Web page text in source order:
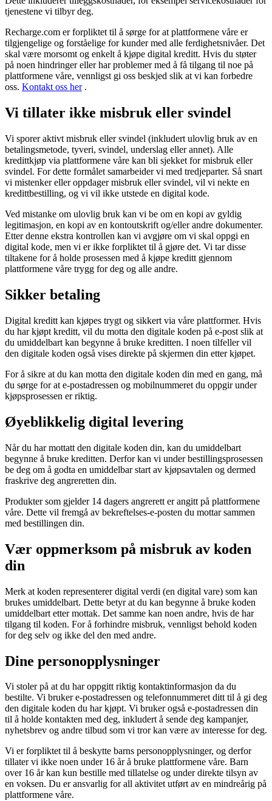
tjenestene vi tilbyr deg.
Recharge.com er forpliktet til å sørge for at plattformene våre er
tilgjengelige og forståelige for kunder med alle ferdighetsnivåer. Det
skal være morsomt og enkelt å kjøpe digital kreditt. Hvis du støter
på noen hindringer eller har problemer med å få tilgang til noe på
plattformene våre, vennligst gi oss beskjed slik at vi kan forbedre
oss. Kontakt oss her.
Vi tillater ikke misbruk eller svindel
Vi sporer aktivt misbruk eller svindel (inkludert ulovlig bruk av en
betalingsmetode, tyveri, svindel, underslag eller annet). Alle
kredittkjøp via plattformene våre kan bli sjekket for misbruk eller
svindel. For dette formålet samarbeider vi med tredjeparter. Så snart
vi mistenker eller oppdager misbruk eller svindel, vil vi nekte en
kredittbestilling, og vi vil ikke utstede en digital kode.
Ved mistanke om ulovlig bruk kan vi be om en kopi av gyldig
legitimasjon, en kopi av en kontoutskrift og/eller andre dokumenter.
Etter denne ekstra kontrollen kan vi avgjøre om vi skal oppgi en
digital kode, men vi er ikke forpliktet til å gjøre det. Vi tar disse
tiltakene for å holde prosessen med å kjøpe kreditt gjennom
plattformene våre trygg for deg og alle andre.
Sikker betaling
Digital kreditt kan kjøpes trygt og sikkert via våre plattformer. Hvis
du har kjøpt kreditt, vil du motta den digitale koden på e-post slik at
du umiddelbart kan begynne å bruke kreditten. I noen tilfeller vil
den digitale koden også vises direkte på skjermen din etter kjøpet.
For å sikre at du kan motta den digitale koden din med en gang, må
du sørge for at e-postadressen og mobilnummeret du oppgir under
kjøpsprosessen er riktig.
Øyeblikkelig digital levering
Når du har mottatt den digitale koden din, kan du umiddelbart
begynne å bruke kreditten. Derfor kan vi under bestillingsprosessen
be deg om å godta en umiddelbar start av kjøpsavtalen og dermed
fraskrive deg angreretten din.
Produkter som gjelder 14 dagers angrerett er angitt på plattformene
våre. Dette vil fremgå av bekreftelses-e-posten du mottar sammen
med bestillingen din.
Vær oppmerksom på misbruk av koden
din
Merk at koden representerer digital verdi (en digital vare) som kan
brukes umiddelbart. Dette betyr at du kan begynne å bruke koden
umiddelbart etter mottak. Det samme kan noen andre, hvis de har
tilgang til koden. For å forhindre misbruk, vennligst behold koden
for deg selv og ikke del den med andre.
Dine personopplysninger
Vi stoler på at du har oppgitt riktig kontaktinformasjon da du
bestilte. Vi bruker e-postadressen og telefonnummeret ditt til å gi deg
den digitale koden du har kjøpt. Vi bruker også e-postadressen din
til å holde kontakten med deg, inkludert å sende deg kampanjer,
nyhetsbrev og andre tilbud som vi tror kan være av interesse for deg.
Vi er forpliktet til å beskytte barns personopplysninger, og derfor
tillater vi ikke noen under 16 år å bruke plattformene våre. Barn
over 16 år kan kun bestille med tillatelse og under direkte tilsyn av
en voksen. Du er ansvarlig for all aktivitet utført av en mindreårig på
plattformene våre.